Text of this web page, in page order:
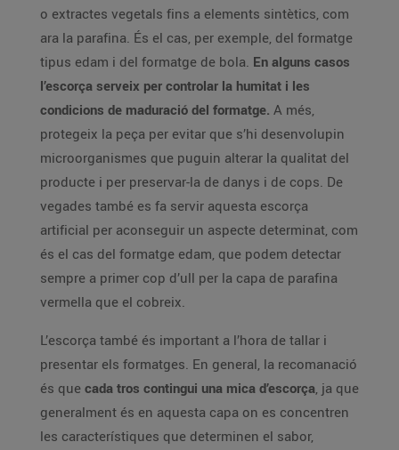
o extractes vegetals fins a elements sintètics, com
ara la parafina. És el cas, per exemple, del formatge
tipus edam i del formatge de bola. En alguns casos
l’escorça serveix per controlar la humitat i les
condicions de maduració del formatge. A més,
protegeix la peça per evitar que s’hi desenvolupin
microorganismes que puguin alterar la qualitat del
producte i per preservar-la de danys i de cops. De
vegades també es fa servir aquesta escorça
artificial per aconseguir un aspecte determinat, com
és el cas del formatge edam, que podem detectar
sempre a primer cop d’ull per la capa de parafina
vermella que el cobreix.
L’escorça també és important a l’hora de tallar i
presentar els formatges. En general, la recomanació
és que cada tros contingui una mica d’escorça, ja que
generalment és en aquesta capa on es concentren
les característiques que determinen el sabor,